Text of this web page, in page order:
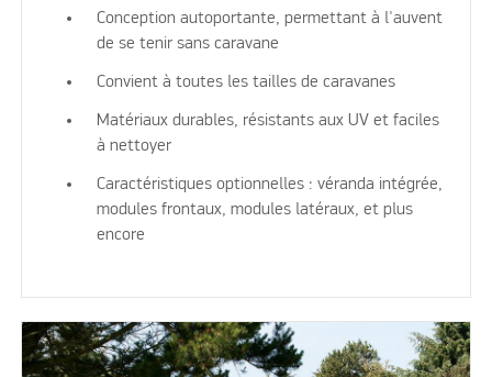
Conception autoportante, permettant à l'auvent
de se tenir sans caravane
Convient à toutes les tailles de caravanes
Matériaux durables, résistants aux UV et faciles
à nettoyer
Caractéristiques optionnelles : véranda intégrée,
modules frontaux, modules latéraux, et plus
encore